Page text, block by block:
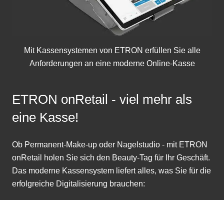
Mit Kassensystemen von ETRON erfüllen Sie alle
Anforderungen an eine moderne Online-Kasse
ETRON onRetail - viel mehr als
eine Kasse!
Ob Permanent-Make-up oder Nagelstudio - mit ETRON
onRetail holen Sie sich den Beauty-Tag für Ihr Geschäft.
Das moderne Kassensystem liefert alles, was Sie für die
erfolgreiche Digitalisierung brauchen: